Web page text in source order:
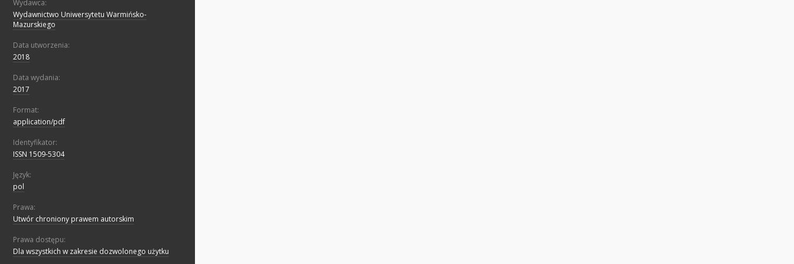
Wydawca:
Wydawnictwo Uniwersytetu Warmińsko-
Mazurskiego
Data utworzenia:
2018
Data wydania:
2017
Format:
application/pdf
Identyfikator:
ISSN 1509-5304
Język:
pol
Prawa:
Utwór chroniony prawem autorskim
Prawa dostępu:
Dla wszystkich w zakresie dozwolonego użytku